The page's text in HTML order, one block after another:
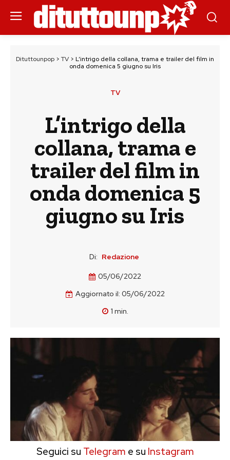
Dituttounpop > TV > L’intrigo della collana, trama e trailer del film in
onda domenica 5 giugno su Iris
TV
L’intrigo della
collana, trama e
trailer del film in
onda domenica 5
giugno su Iris
Di: Redazione
05/06/2022
Aggiornato il: 05/06/2022
1 min.
Seguici su Telegram e su Instagram